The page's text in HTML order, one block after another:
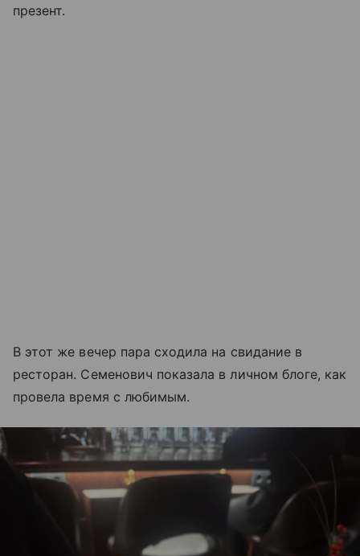
презент.
В этот же вечер пара сходила на свидание в
ресторан. Семенович показала в личном блоге, как
провела время с любимым.